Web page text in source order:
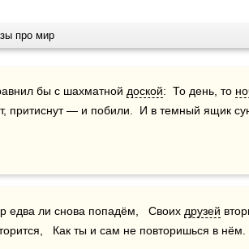
про мир
бы с шахматной доской:  То день, то
притиснут — и побили.  И в темный ящик
едва ли снова попадём,   Своих друзей
Как ты и сам не повторишься в нём.